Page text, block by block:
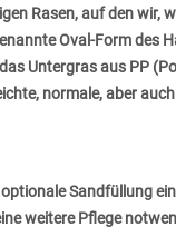
Rasen, auf den wir,
Oval-Form des
Untergras aus PP
normale, aber
Sandfüllung
weitere Pflege